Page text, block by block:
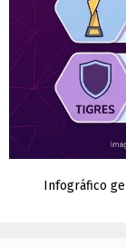
Infográfico